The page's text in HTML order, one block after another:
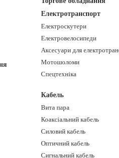
Електротранспорт
Електроскутери
Електровелосипеди
Аксесуари для
Мотошоломи
Спецтехніка
Кабель
Вита пара
Коаксіальний кабель
Силовий кабель
Оптичний кабель
Сигнальний кабель